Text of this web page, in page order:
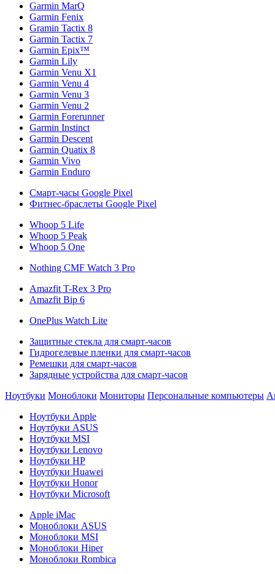
Garmin MarQ
Garmin Fenix
Gramin Tactix 8
Garmin Tactix 7
Garmin Epix™
Garmin Lily
Garmin Venu X1
Garmin Venu 4
Garmin Venu 3
Garmin Venu 2
Garmin Forerunner
Garmin Instinct
Garmin Descent
Garmin Quatix 8
Garmin Vivo
Garmin Enduro
Смарт-часы Google Pixel
Фитнес-браслеты Google Pixel
Whoop 5 Life
Whoop 5 Peak
Whoop 5 One
Nothing CMF Watch 3 Pro
Amazfit T-Rex 3 Pro
Amazfit Bip 6
OnePlus Watch Lite
Защитные стекла для смарт-часов
Гидрогелевые пленки для смарт-часов
Ремешки для смарт-часов
Зарядные устройства для смарт-часов
Ноутбуки Моноблоки Мониторы Персональные компьютеры
Ноутбуки Apple
Ноутбуки ASUS
Ноутбуки MSI
Ноутбуки Lenovo
Ноутбуки HP
Ноутбуки Huawei
Ноутбуки Honor
Ноутбуки Microsoft
Apple iMac
Моноблоки ASUS
Моноблоки MSI
Моноблоки Hiper
Моноблоки Rombica